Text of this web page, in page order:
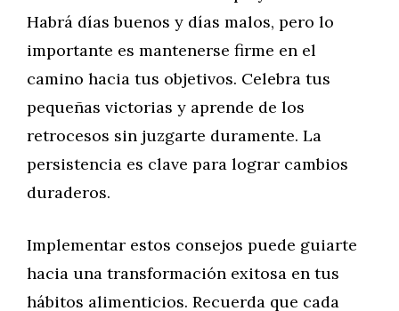
Habrá días buenos y días malos, pero lo
importante es mantenerse firme en el
camino hacia tus objetivos. Celebra tus
pequeñas victorias y aprende de los
retrocesos sin juzgarte duramente. La
persistencia es clave para lograr cambios
duraderos.
Implementar estos consejos puede guiarte
hacia una transformación exitosa en tus
hábitos alimenticios. Recuerda que cada